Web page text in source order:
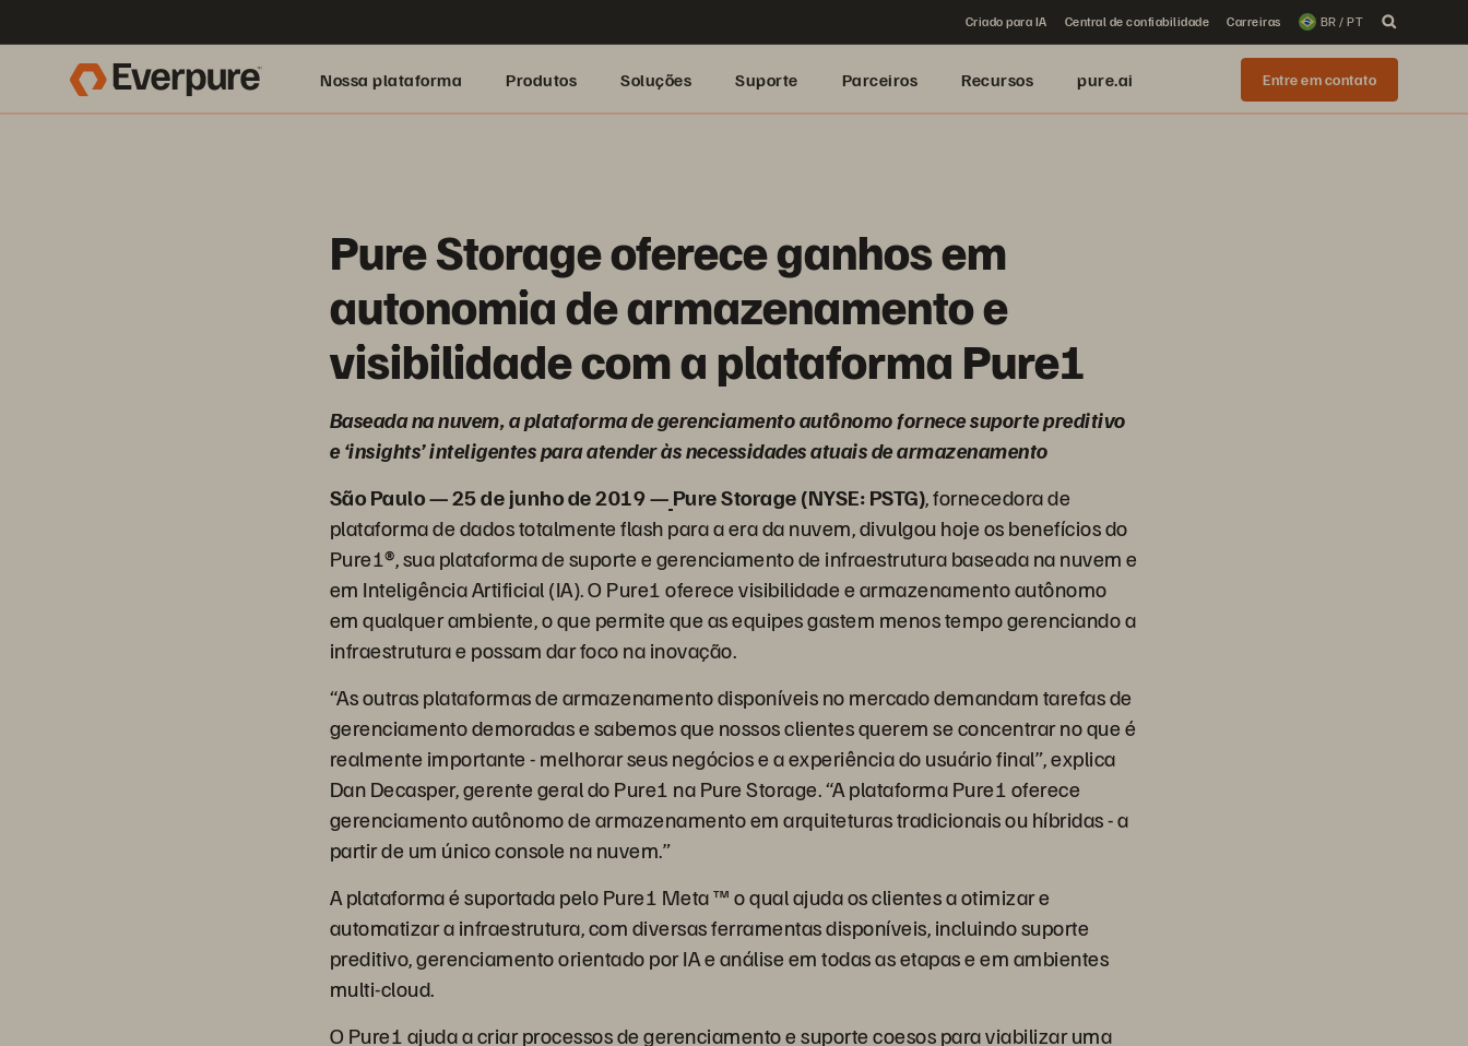
Criado para IA Central de confiabilidade Carreiras BR / PT
Nossa plataforma Produtos Soluções Suporte Parceiros Recursos pure.ai Entre em contato
Pure Storage oferece ganhos em
autonomia de armazenamento e
visibilidade com a plataforma Pure1
Baseada na nuvem, a plataforma de gerenciamento autônomo fornece suporte preditivo
e ‘insights’ inteligentes para atender às necessidades atuais de armazenamento
São Paulo — 25 de junho de 2019—Pure Storage (NYSE: PSTG), fornecedora de
plataforma de dados totalmente flash para a era da nuvem, divulgou hoje os benefícios do
Pure1®, sua plataforma de suporte e gerenciamento de infraestrutura baseada na nuvem e
em Inteligência Artificial (IA). O Pure1 oferece visibilidade e armazenamento autônomo
em qualquer ambiente, o que permite que as equipes gastem menos tempo gerenciando a
infraestrutura e possam dar foco na inovação.
“As outras plataformas de armazenamento disponíveis no mercado demandam tarefas de
gerenciamento demoradas e sabemos que nossos clientes querem se concentrar no que é
realmente importante - melhorar seus negócios e a experiência do usuário final”, explica
Dan Decasper, gerente geral do Pure1 na Pure Storage. “A plataforma Pure1 oferece
gerenciamento autônomo de armazenamento em arquiteturas tradicionais ou híbridas - a
partir de um único console na nuvem.”
A plataforma é suportada pelo Pure1 Meta ™ o qual ajuda os clientes a otimizar e
automatizar a infraestrutura, com diversas ferramentas disponíveis, incluindo suporte
preditivo, gerenciamento orientado por IA e análise em todas as etapas e em ambientes
multi-cloud.
O Pure1 ajuda a criar processos de gerenciamento e suporte coesos para viabilizar uma